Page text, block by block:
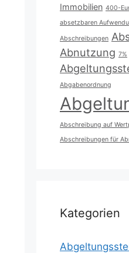
Immobilien 400-
absetzbaren
Abschreibungen
Abnutzung 7%
Abgabenordnung
Abschreibung auf
Abschreibungen für
Kategorien